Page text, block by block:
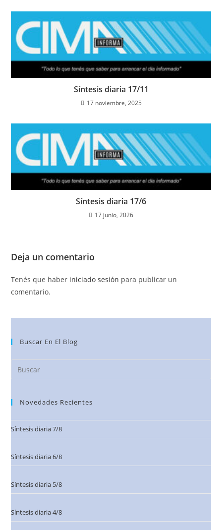
Síntesis diaria 17/11
17 noviembre, 2025
Síntesis diaria 17/6
17 junio, 2026
Deja un comentario
Tenés que haber iniciado sesión para publicar un
comentario.
Buscar En El Blog
Novedades Recientes
Síntesis diaria 7/8
Síntesis diaria 6/8
Síntesis diaria 5/8
Síntesis diaria 4/8